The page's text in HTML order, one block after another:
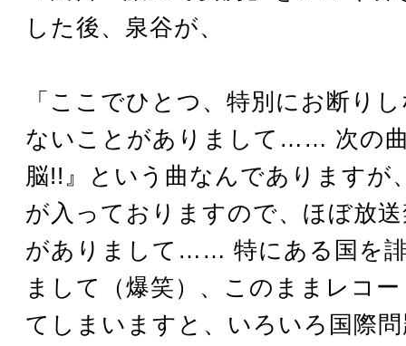
した後、泉谷が、
「ここでひとつ、特別にお断り
ないことがありまして…… 次の
脳!!』という曲なんでありますが
が入っておりますので、ほぼ放
がありまして…… 特にある国を
まして（爆笑）、このままレコ
てしまいますと、いろいろ国際